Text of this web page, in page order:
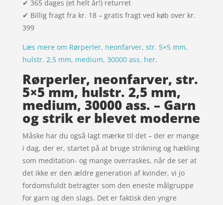
✔ 365 dages (et helt år!) returret
✔ Billig fragt fra kr. 18 – gratis fragt ved køb over kr.
399
Læs mere om Rørperler, neonfarver, str. 5×5 mm,
hulstr. 2,5 mm, medium, 30000 ass. her.
Rørperler, neonfarver, str.
5×5 mm, hulstr. 2,5 mm,
medium, 30000 ass. – Garn
og strik er blevet moderne
Måske har du også lagt mærke til det – der er mange
i dag, der er, startet på at bruge strikning og hækling
som meditation- og mange overraskes, når de ser at
det ikke er den ældre generation af kvinder, vi jo
fordomsfuldt betragter som den eneste målgruppe
for garn og den slags. Det er faktisk den yngre